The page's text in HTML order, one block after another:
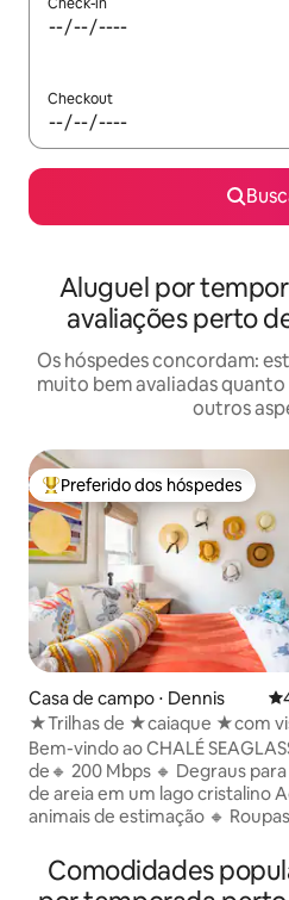
Checkout
Aluguel por
avaliações perto
Os hóspedes concordam:
muito bem avaliadas
outros
Entre os melhores preferidos
Preferido dos hóspedes
Casa de campo ⋅ Dennis
★Trilhas de ★caiaque ★com
a★ água que aceitam animais
estimação ★
Bem-vindo ao CHALÉ SEAGLASS!
de🔸 200 Mbps 🔸 Degraus para a praia
de areia em um lago cristalino Aceita 🔸
animais de estimação 🔸 Roupas de
feitas camas 🔸 Nade, pesque ou use
nossos 2 caiaques e 2 SUP's 🔸 Pátio
Comodidades